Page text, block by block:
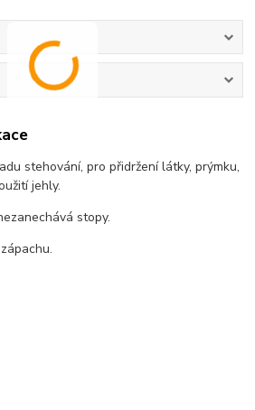
stehování, pro přidržení látky, prýmku,
jehly.
stopy.